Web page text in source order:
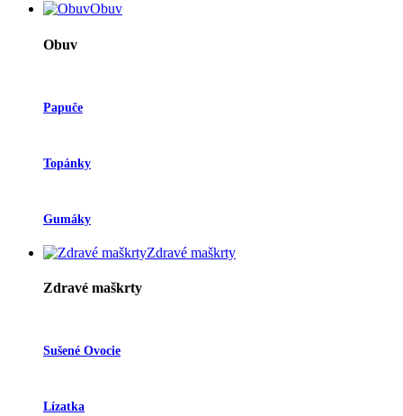
Obuv
Obuv
Papuče
Topánky
Gumáky
Zdravé maškrty
Zdravé maškrty
Sušené Ovocie
Lízatka